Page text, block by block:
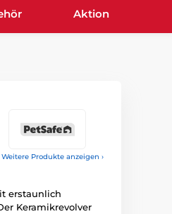
Aktion
Weitere Produkte anzeigen ›
erstaunlich
Keramikrevolver